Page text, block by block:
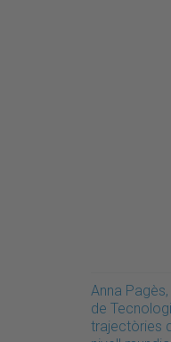
Anna
de
trajectòries